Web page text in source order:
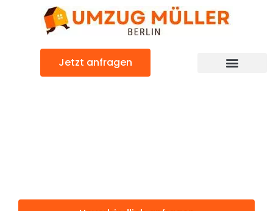
Jetzt anfragen